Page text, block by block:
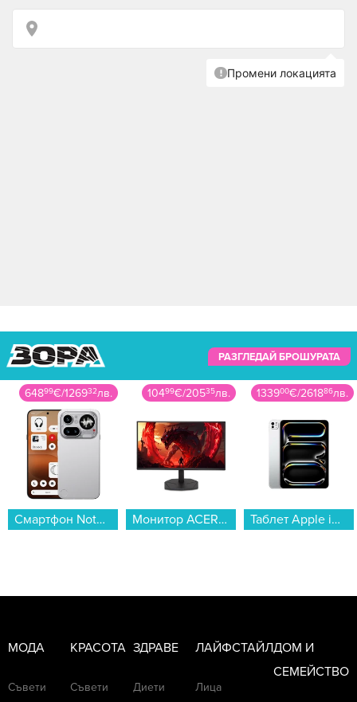
РАЗГЛЕДАЙ БРОШУРАТА
64899€/126932лв.
Смартфон Nothing Phone (4a) PRO 256/12 SILVER , 12 GB, 256 GB...
10499€/20535лв.
Монитор ACER NITRO KG241YX3bip UM.QX1EE.312 , 23.80...
133900€/261886лв.
Таблет Apple iPad Pro 11" Cell 256GB Silver me2p4 , 12 GB, 256 GB...
МОДА
Съвети
КРАСОТА
Съвети
ЗДРАВЕ
Диети
ЛАЙФСТАЙЛ
Лица
ДОМ И
СЕМЕЙСТВО